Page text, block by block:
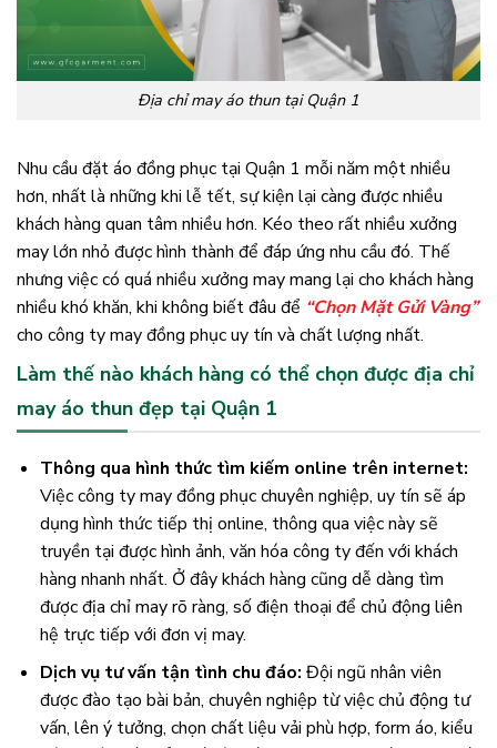
Địa chỉ may áo thun tại Quận 1
Nhu cầu đặt áo đồng phục tại Quận 1 mỗi năm một nhiều
hơn, nhất là những khi lễ tết, sự kiện lại càng được nhiều
khách hàng quan tâm nhiều hơn. Kéo theo rất nhiều xưởng
may lớn nhỏ được hình thành để đáp ứng nhu cầu đó. Thế
nhưng việc có quá nhiều xưởng may mang lại cho khách hàng
nhiều khó khăn, khi không biết đâu để “Chọn Mặt Gửi Vàng”
cho công ty may đồng phục uy tín và chất lượng nhất.
Làm thế nào khách hàng có thể chọn được địa chỉ
may áo thun đẹp tại Quận 1
Thông qua hình thức tìm kiếm online trên internet:
Việc công ty may đồng phục chuyên nghiệp, uy tín sẽ áp
dụng hình thức tiếp thị online, thông qua việc này sẽ
truyền tại được hình ảnh, văn hóa công ty đến với khách
hàng nhanh nhất. Ở đây khách hàng cũng dễ dàng tìm
được địa chỉ may rõ ràng, số điện thoại để chủ động liên
hệ trực tiếp với đơn vị may.
Dịch vụ tư vấn tận tình chu đáo: Đội ngũ nhân viên
được đào tạo bài bản, chuyên nghiệp từ việc chủ động tư
vấn, lên ý tưởng, chọn chất liệu vải phù hợp, form áo, kiểu